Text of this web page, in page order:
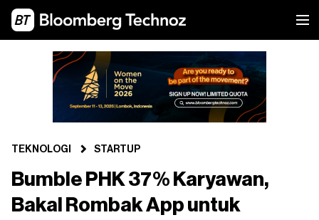
TEKNOLOGI STARTUP
Bumble PHK 37% Karyawan,
Bakal Rombak App untuk